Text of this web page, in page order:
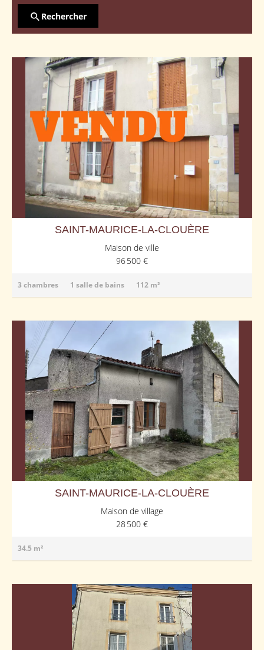
Rechercher
SAINT-MAURICE-LA-CLOUÈRE
Maison de ville
96 500 €
3 chambres 1 salle de bains 112 m²
SAINT-MAURICE-LA-CLOUÈRE
Maison de village
28 500 €
34.5 m²